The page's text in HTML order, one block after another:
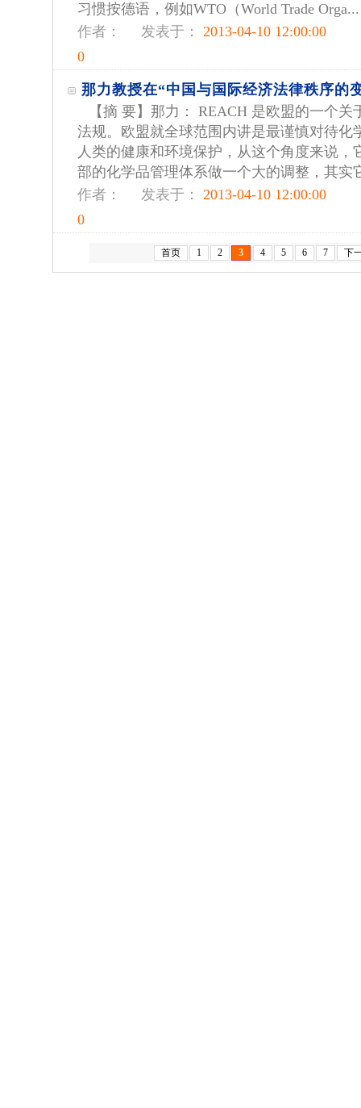
习惯按德语，例如WTO（World Trade Orga...
作者：
发表于： 2013-04-10 12:00:00
0
那力教授在“中国与国际经济法律秩序的
【摘 要】那力： REACH 是欧盟的一个
法规。欧盟就全球范围内讲是最谨慎对待化
人类的健康和环境保护，从这个角度来说，
部的化学品管理体系做一个大的调整，其实
作者：
发表于： 2013-04-10 12:00:00
0
首页 1 2 3 4 5 6 7 下